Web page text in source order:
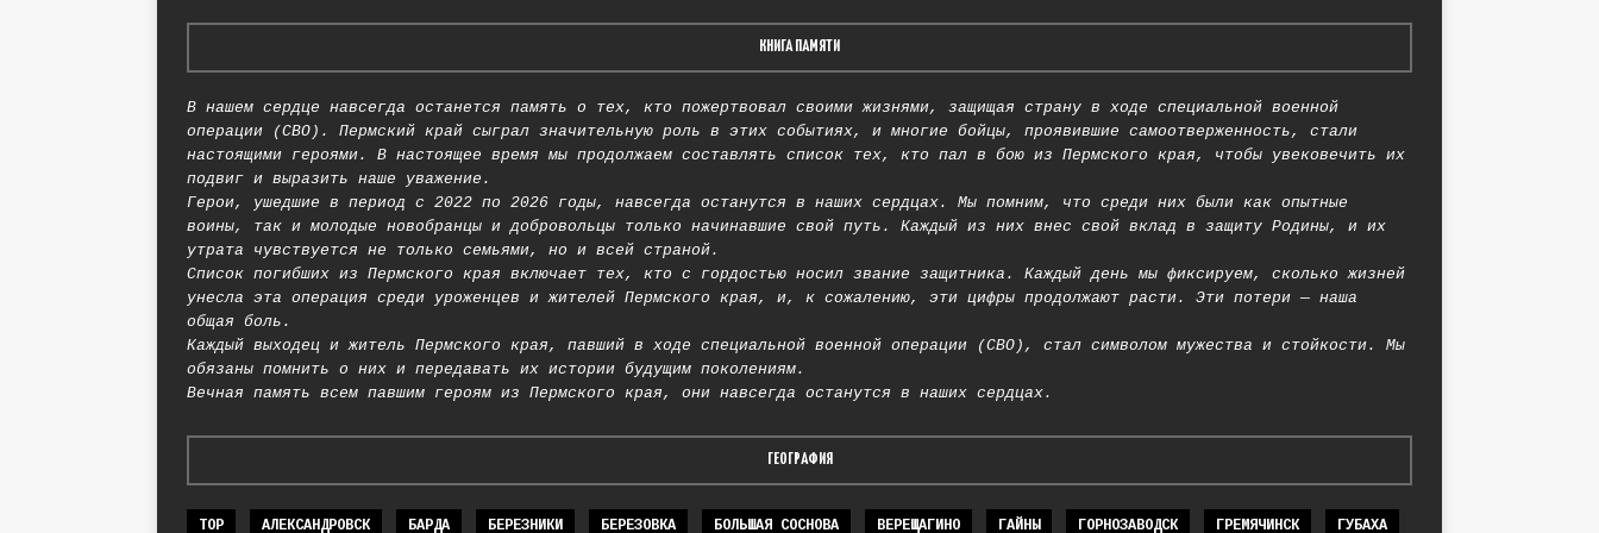
КНИГА ПАМЯТИ
В нашем сердце навсегда останется память о тех, кто пожертвовал своими жизнями, защищая страну в ходе специальной военной
операции (СВО). Пермский край сыграл значительную роль в этих событиях, и многие бойцы, проявившие самоотверженность, стали
настоящими героями. В настоящее время мы продолжаем составлять список тех, кто пал в бою из Пермского края, чтобы увековечить их
подвиг и выразить наше уважение.
Герои, ушедшие в период с 2022 по 2026 годы, навсегда останутся в наших сердцах. Мы помним, что среди них были как опытные
воины, так и молодые новобранцы и добровольцы только начинавшие свой путь. Каждый из них внес свой вклад в защиту Родины, и их
утрата чувствуется не только семьями, но и всей страной.
Список погибших из Пермского края включает тех, кто с гордостью носил звание защитника. Каждый день мы фиксируем, сколько жизней
унесла эта операция среди уроженцев и жителей Пермского края, и, к сожалению, эти цифры продолжают расти. Эти потери — наша
общая боль.
Каждый выходец и житель Пермского края, павший в ходе специальной военной операции (СВО), стал символом мужества и стойкости. Мы
обязаны помнить о них и передавать их истории будущим поколениям.
Вечная память всем павшим героям из Пермского края, они навсегда останутся в наших сердцах.
ГЕОГРАФИЯ
TOP АЛЕКСАНДРОВСК БАРДА БЕРЕЗНИКИ БЕРЕЗОВКА БОЛЬШАЯ СОСНОВА ВЕРЕЩАГИНО ГАЙНЫ ГОРНОЗАВОДСК ГРЕМЯЧИНСК ГУБАХА